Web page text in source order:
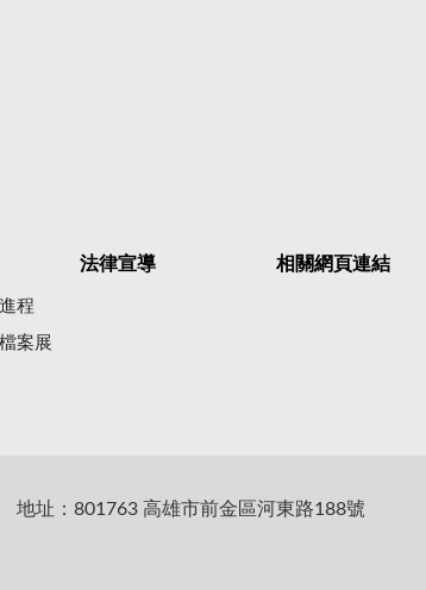
程
案展
法律宣導 相關網頁連結
地址：801763 高雄市前金區河東路188號